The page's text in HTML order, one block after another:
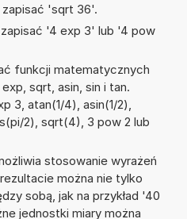
'sqrt 36'.
'4 exp 3' lub '4 pow
funkcji matematycznych
sqrt, asin, sin i tan.
3, atan(1/4), asin(1/2),
2), sqrt(4), 3 pow 2 lub
stosowanie wyrażeń
można nie tylko
sobą, jak na przykład '40
jednostki miary można